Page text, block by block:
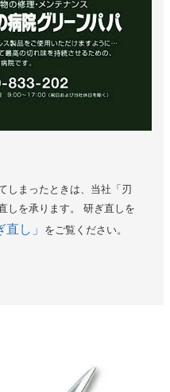
しまったときは、当社「刃
しを承ります。 研ぎ直しを
し」 をご覧ください。